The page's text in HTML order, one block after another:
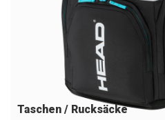
Taschen / Rucksäcke